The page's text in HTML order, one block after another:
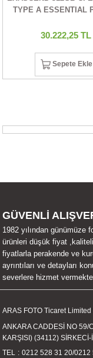
TYPE A ESSENTIAL
30.222,25 TL
Sepete Ekle
GÜVENLİ
1982 yılından günümüze
ürünleri düşük fiyat
fiyatlarla perakende ve
ayrıntıları ve detayları
severlere hizmet
ARAS FOTO Ticaret Limited
ANKARA CADDESİ NO 59/
KARŞISI) (34112)
TEL
0212 528 31 20/0212